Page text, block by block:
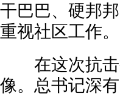
干巴巴、硬邦
重视社区工作
在这次抗击
像。总书记深